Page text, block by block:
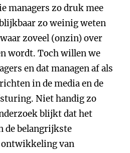
managers zo druk mee
zo weinig weten
zoveel (onzin) over
wordt. Toch willen we
en dat managen af als
in de media en de
Niet handig zo
blijkt dat het
de belangrijkste
ontwikkeling van